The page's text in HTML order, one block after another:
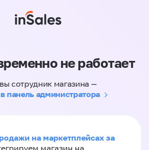
не работает
сотрудник магазина —
панель администратора
на маркетплейсах за
магазин на